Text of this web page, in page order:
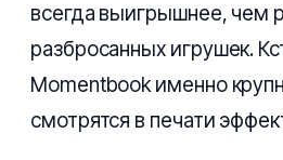
всегда выигрышнее, чем
разбросанных игрушек.
Momentbook именно
смотрятся в печати